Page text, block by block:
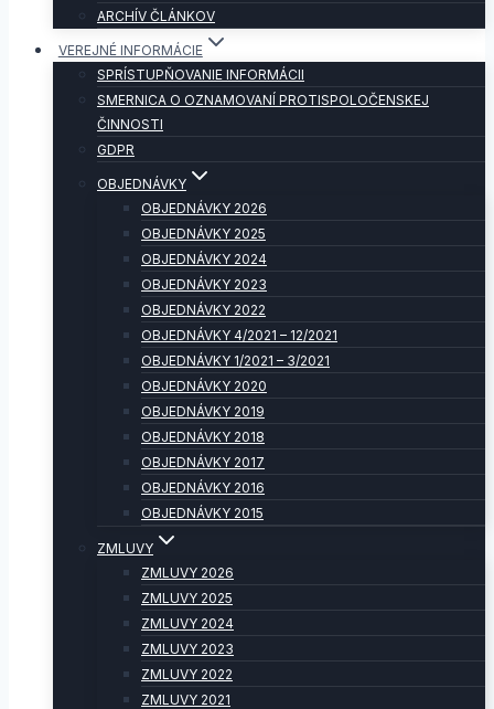
ARCHÍV ČLÁNKOV
VEREJNÉ INFORMÁCIE
SPRÍSTUPŇOVANIE INFORMÁCII
SMERNICA O OZNAMOVANÍ PROTISPOLOČENSKEJ
ČINNOSTI
GDPR
OBJEDNÁVKY
OBJEDNÁVKY 2026
OBJEDNÁVKY 2025
OBJEDNÁVKY 2024
OBJEDNÁVKY 2023
OBJEDNÁVKY 2022
OBJEDNÁVKY 4/2021 – 12/2021
OBJEDNÁVKY 1/2021 – 3/2021
OBJEDNÁVKY 2020
OBJEDNÁVKY 2019
OBJEDNÁVKY 2018
OBJEDNÁVKY 2017
OBJEDNÁVKY 2016
OBJEDNÁVKY 2015
ZMLUVY
ZMLUVY 2026
ZMLUVY 2025
ZMLUVY 2024
ZMLUVY 2023
ZMLUVY 2022
ZMLUVY 2021